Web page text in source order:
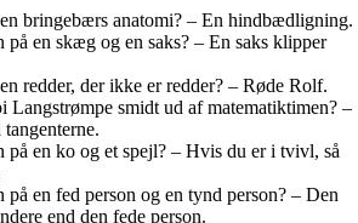
bringebærs anatomi? – En hindbædligning.
på en skæg og en saks? – En saks klipper
redder, der ikke er redder? – Røde Rolf.
smidt ud af matematiktimen? –
på en ko og et spejl? – Hvis du er i tvivl, så
en fed person og en tynd person? – Den
end den fede person.